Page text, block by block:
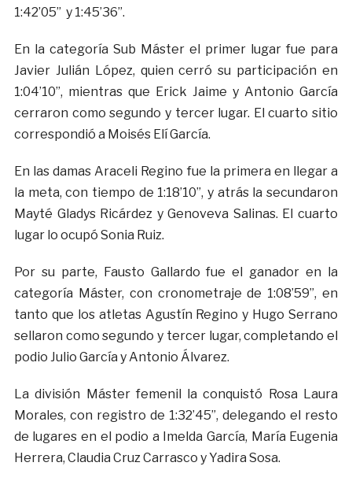
1:42’05” y 1:45’36”.
En la categoría Sub Máster el primer lugar fue para
Javier Julián López, quien cerró su participación en
1:04’10”, mientras que Erick Jaime y Antonio García
cerraron como segundo y tercer lugar. El cuarto sitio
correspondió a Moisés Elí García.
En las damas Araceli Regino fue la primera en llegar a
la meta, con tiempo de 1:18’10”, y atrás la secundaron
Mayté Gladys Ricárdez y Genoveva Salinas. El cuarto
lugar lo ocupó Sonia Ruiz.
Por su parte, Fausto Gallardo fue el ganador en la
categoría Máster, con cronometraje de 1:08’59”, en
tanto que los atletas Agustín Regino y Hugo Serrano
sellaron como segundo y tercer lugar, completando el
podio Julio García y Antonio Álvarez.
La división Máster femenil la conquistó Rosa Laura
Morales, con registro de 1:32’45”, delegando el resto
de lugares en el podio a Imelda García, María Eugenia
Herrera, Claudia Cruz Carrasco y Yadira Sosa.